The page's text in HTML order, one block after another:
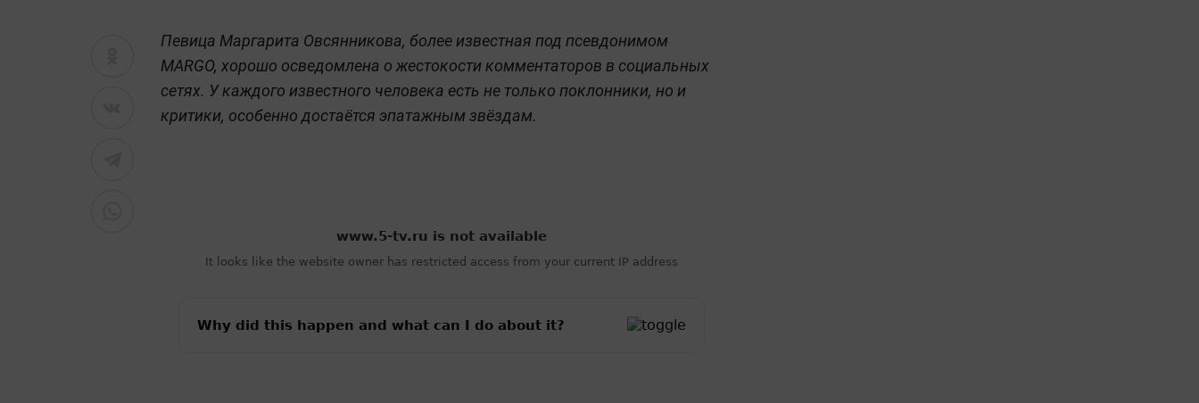
Певица Маргарита Овсянникова, более известная под псевдонимом
MARGO, хорошо осведомлена о жестокости комментаторов в социальных
сетях. У каждого известного человека есть не только поклонники, но и
критики, особенно достаётся эпатажным звёздам.